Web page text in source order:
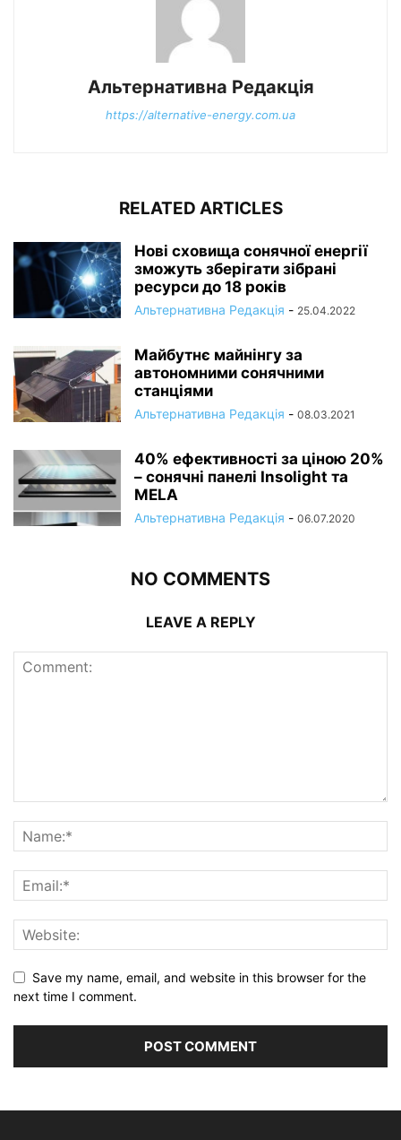
Альтернативна Редакція
https://alternative-energy.com.ua
RELATED ARTICLES
Нові сховища сонячної енергії
зможуть зберігати зібрані
ресурси до 18 років
Альтернативна Редакція - 25.04.2022
Майбутнє майнінгу за
автономними сонячними
станціями
Альтернативна Редакція - 08.03.2021
40% ефективності за ціною 20%
– сонячні панелі Insolight та
MELA
Альтернативна Редакція - 06.07.2020
NO COMMENTS
LEAVE A REPLY
Save my name, email, and website in this browser for the
next time I comment.